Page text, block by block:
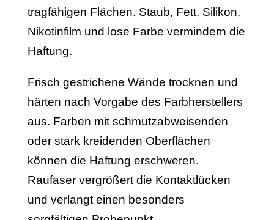
tragfähigen Flächen. Staub, Fett, Silikon,
Nikotinfilm und lose Farbe vermindern die
Haftung.
Frisch gestrichene Wände trocknen und
härten nach Vorgabe des Farbherstellers
aus. Farben mit schmutzabweisenden
oder stark kreidenden Oberflächen
können die Haftung erschweren.
Raufaser vergrößert die Kontaktlücken
und verlangt einen besonders